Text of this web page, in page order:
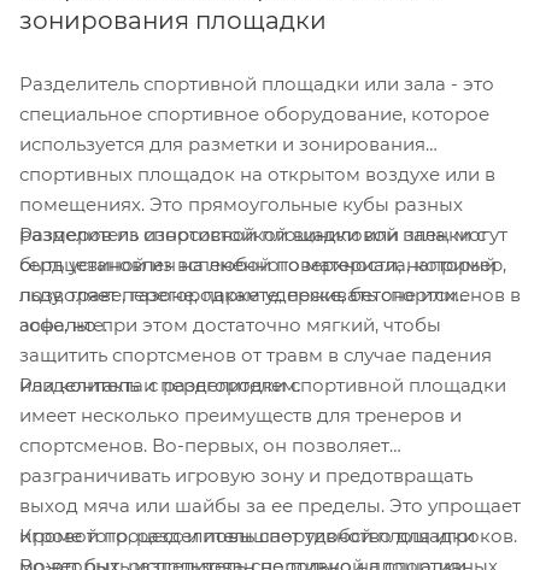
зонирования площадки
Разделитель спортивной площадки или зала - это
специальное спортивное оборудование, которое
используется для разметки и зонирования
спортивных площадок на открытом воздухе или в
помещениях. Это прямоугольные кубы разных
размеров из износостойкой виниловой пленки с
сердцевиной из вспененного материала, который
позволяет перегородкам удерживать спортсменов в
зоне, но при этом достаточно мягкий, чтобы
защитить спортсменов от травм в случае падения
или контакта с разделителем.
Разделитель спортивной площадки или зала, могут
быть установлен на любой поверхности, например,
льду, траве, газоне, паркете, песке, бетоне или
асфальте.
Разделитель и перегородки спортивной площадки
имеет несколько преимуществ для тренеров и
спортсменов. Во-первых, он позволяет
разграничивать игровую зону и предотвращать
выход мяча или шайбы за ее пределы. Это упрощает
игровой процесс и повышает удобство для игроков.
Кроме того, разделитель спортивной площадки